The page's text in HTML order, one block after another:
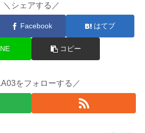
＼シェアする／
Facebook はてブ
コピー
をフォローする／